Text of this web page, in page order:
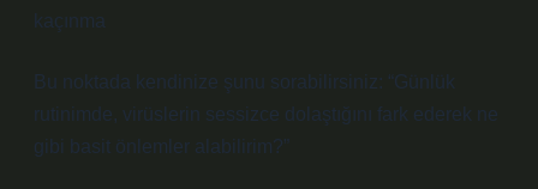
kaçınma
Bu noktada kendinize şunu sorabilirsiniz: “Günlük
rutinimde, virüslerin sessizce dolaştığını fark ederek ne
gibi basit önlemler alabilirim?”